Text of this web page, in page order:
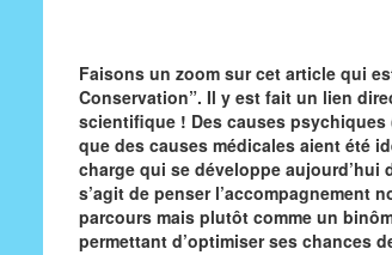
Faisons un zoom sur cet article qui
Conservation”. Il y est fait un lien
scientifique ! Des causes
que des causes médicales aient été
charge qui se développe aujourd’hui
s’agit de penser l’accompagnement
parcours mais plutôt comme un
permettant d’optimiser ses chances